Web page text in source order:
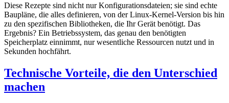
Diese Rezepte sind nicht nur Konfigurationsdateien; sie sind echte
Baupläne, die alles definieren, von der Linux-Kernel-Version bis hin
zu den spezifischen Bibliotheken, die Ihr Gerät benötigt. Das
Ergebnis? Ein Betriebssystem, das genau den benötigten
Speicherplatz einnimmt, nur wesentliche Ressourcen nutzt und in
Sekunden hochfährt.
Technische Vorteile, die den Unterschied
machen